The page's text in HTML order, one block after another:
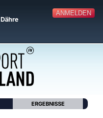
ANMELDEN
Dähre
ERGEBNISSE